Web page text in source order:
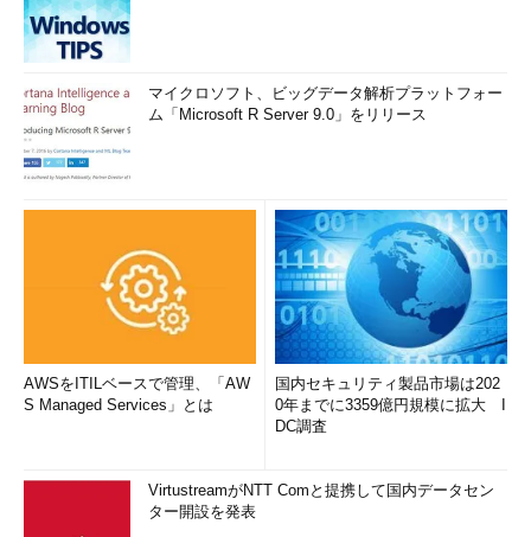
マイクロソフト、ビッグデータ解析プラットフォー
ム「Microsoft R Server 9.0」をリリース
AWSをITILベースで管理、「AW
S Managed Services」とは
国内セキュリティ製品市場は202
0年までに3359億円規模に拡大 I
DC調査
VirtustreamがNTT Comと提携して国内データセン
ター開設を発表